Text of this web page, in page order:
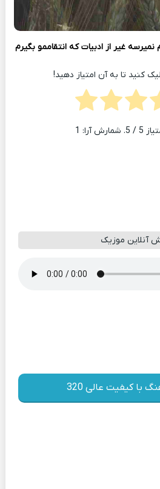
غیر از ادبیات که انتقاممو بگیرم
کنید تا به آن امتیاز دهید!
5 / 5. شمارش آرا: 1
آنلاین موزیک
با کیفیت عالی 320